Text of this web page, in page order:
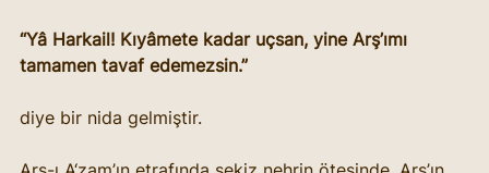
“Yâ Harkail! Kıyâmete kadar uçsan, yine Arş’ımı
tamamen tavaf edemezsin.”
diye bir nida gelmiştir.